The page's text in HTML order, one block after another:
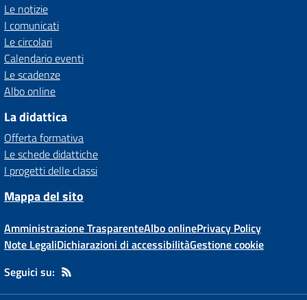
Le notizie
I comunicati
Le circolari
Calendario eventi
Le scadenze
Albo online
La didattica
Offerta formativa
Le schede didattiche
I progetti delle classi
Mappa del sito
Amministrazione TrasparenteAlbo onlinePrivacy Policy
Note LegaliDichiarazioni di accessibilitàGestione cookie
Seguici su: